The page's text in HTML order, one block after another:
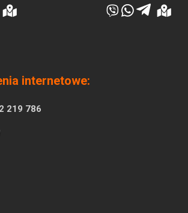
internetowe:
219 786